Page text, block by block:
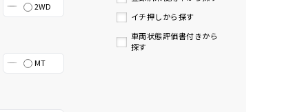
2WD
MT
イチ押しから探す
車両状態評価書付きから
探す